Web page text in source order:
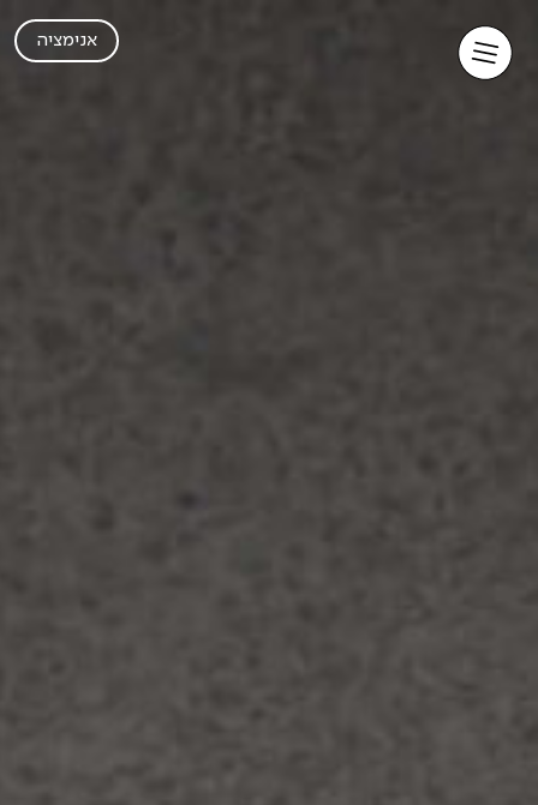
אנימציה